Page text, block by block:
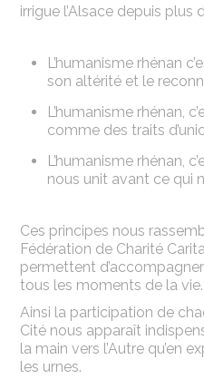
irrigue l’Alsace depuis plus
L’humanisme rhénan
son altérité et le
L’humanisme rhénan,
comme des traits
L’humanisme rhénan,
nous unit avant ce qui
Ces principes nous
Fédération de Charité
permettent
tous les moments de la vie.
Ainsi la participation de
Cité nous apparaît
la main vers l’Autre qu’en
les urnes.